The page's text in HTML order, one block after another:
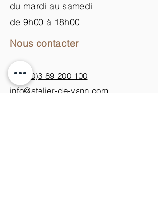
du mardi au samedi
de 9h00 à 18h00
Nous contacter
+33 (0)3 89 200 100​
info@atelier-de-yann.com